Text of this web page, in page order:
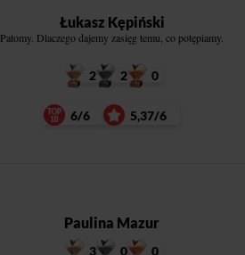
Łukasz Kępiński
Patomy. Dlaczego dajemy zasięg temu, co potępiamy.
2 2 0
6/6 5,37/6
Paulina Mazur
3 0 0